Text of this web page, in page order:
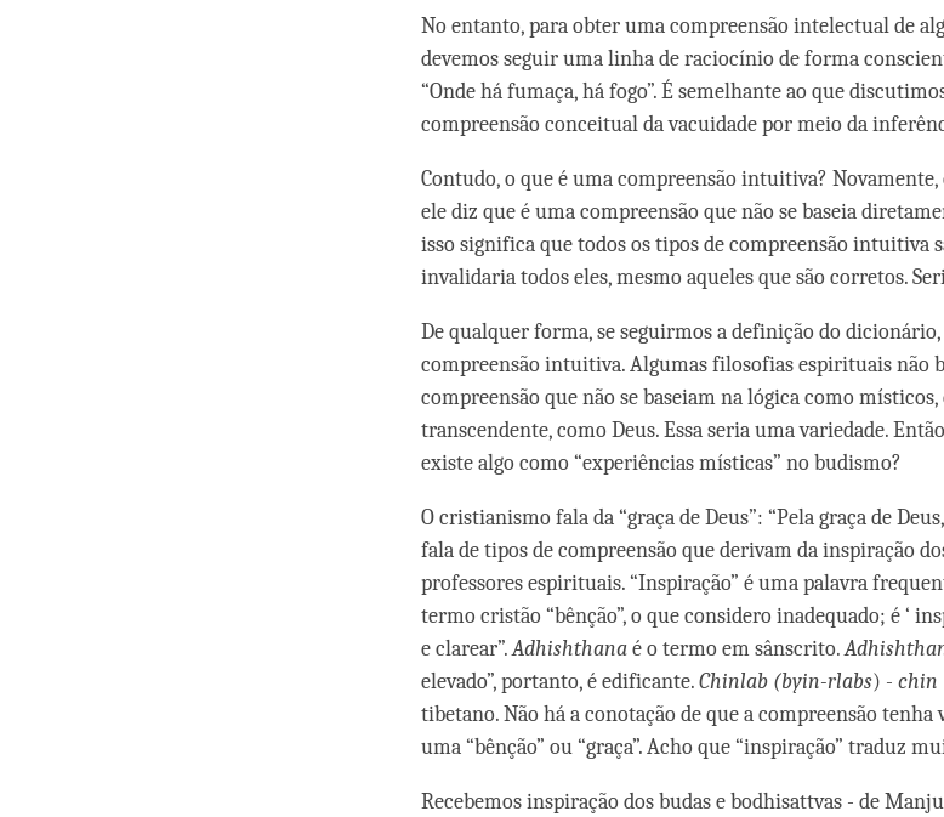
No entanto, para obter uma compreensão intelectual de
devemos seguir uma linha de raciocínio de forma
“Onde há fumaça, há fogo”. É semelhante ao que
compreensão conceitual da vacuidade por meio da
Contudo, o que é uma compreensão intuitiva?
ele diz que é uma compreensão que não se baseia
isso significa que todos os tipos de compreensão intuitiva
invalidaria todos eles, mesmo aqueles que são corretos.
De qualquer forma, se seguirmos a definição do
compreensão intuitiva. Algumas filosofias espirituais não
compreensão que não se baseiam na lógica como
transcendente, como Deus. Essa seria uma variedade.
existe algo como “experiências místicas” no budismo?
O cristianismo fala da “graça de Deus”: “Pela graça de
fala de tipos de compreensão que derivam da inspiração
professores espirituais. “Inspiração” é uma palavra
termo cristão “bênção”, o que considero inadequado; é ‘
e clarear”.Adhishthanaé o termo em sânscrito.
elevado”, portanto, é edificante.Chinlab (byin-rlabs) - chin
tibetano. Não há a conotação de que a compreensão
uma “bênção” ou “graça”. Acho que “inspiração” traduz
Recebemos inspiração dos budas e bodhisattvas - de